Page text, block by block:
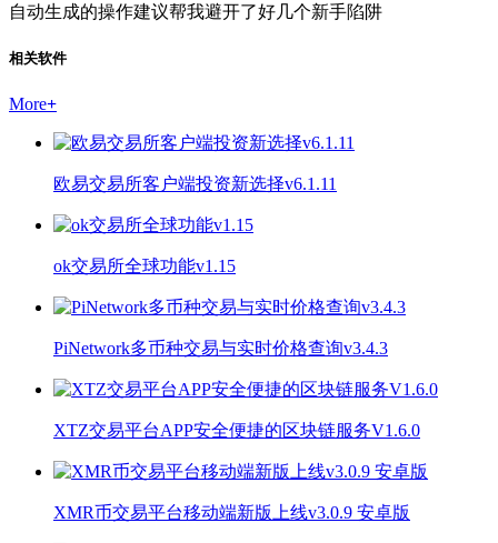
自动生成的操作建议帮我避开了好几个新手陷阱
相关软件
More+
欧易交易所客户端投资新选择v6.1.11
ok交易所全球功能v1.15
PiNetwork多币种交易与实时价格查询v3.4.3
XTZ交易平台APP安全便捷的区块链服务V1.6.0
XMR币交易平台移动端新版上线v3.0.9 安卓版